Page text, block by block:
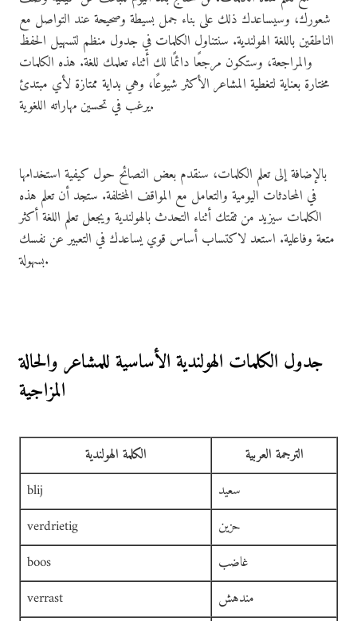
شعورك، وسيساعدك ذلك على بناء جمل بسيطة وصحيحة عند التواصل مع
الناطقين باللغة الهولندية. سنتناول الكلمات في جدول منظم لتسهيل الحفظ
والمراجعة، وستكون مرجعًا دائمًا لك أثناء تعلمك للغة. هذه الكلمات
مختارة بعناية لتغطية المشاعر الأكثر شيوعًا، وهي بداية ممتازة لأي مبتدئ
يرغب في تحسين مهاراته اللغوية.
بالإضافة إلى تعلم الكلمات، سنقدم بعض النصائح حول كيفية استخدامها
في المحادثات اليومية والتعامل مع المواقف المختلفة. ستجد أن تعلم هذه
الكلمات سيزيد من ثقتك أثناء التحدث بالهولندية ويجعل تعلم اللغة أكثر
متعة وفاعلية. استعد لاكتساب أساس قوي يساعدك في التعبير عن نفسك
بسهولة.
جدول الكلمات الهولندية الأساسية للمشاعر والحالة
المزاجية
الكلمة الهولندية
الترجمة العربية
blij
سعيد
verdrietig
حزين
boos
غاضب
verrast
مندهش